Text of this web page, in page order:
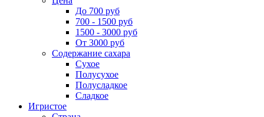
До 700 руб
700 - 1500 руб
1500 - 3000 руб
От 3000 руб
Содержание сахара
Сухое
Полусухое
Полусладкое
Сладкое
Игристое